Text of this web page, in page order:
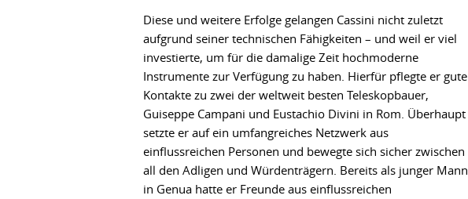
Diese und weitere Erfolge gelangen Cassini nicht zuletzt
aufgrund seiner technischen Fähigkeiten – und weil er viel
investierte, um für die damalige Zeit hochmoderne
Instrumente zur Verfügung zu haben. Hierfür pflegte er gute
Kontakte zu zwei der weltweit besten Teleskopbauer,
Guiseppe Campani und Eustachio Divini in Rom. Überhaupt
setzte er auf ein umfangreiches Netzwerk aus
einflussreichen Personen und bewegte sich sicher zwischen
all den Adligen und Würdenträgern. Bereits als junger Mann
in Genua hatte er Freunde aus einflussreichen